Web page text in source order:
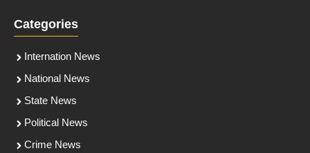
Categories
Internation News
National News
State News
Political News
Crime News